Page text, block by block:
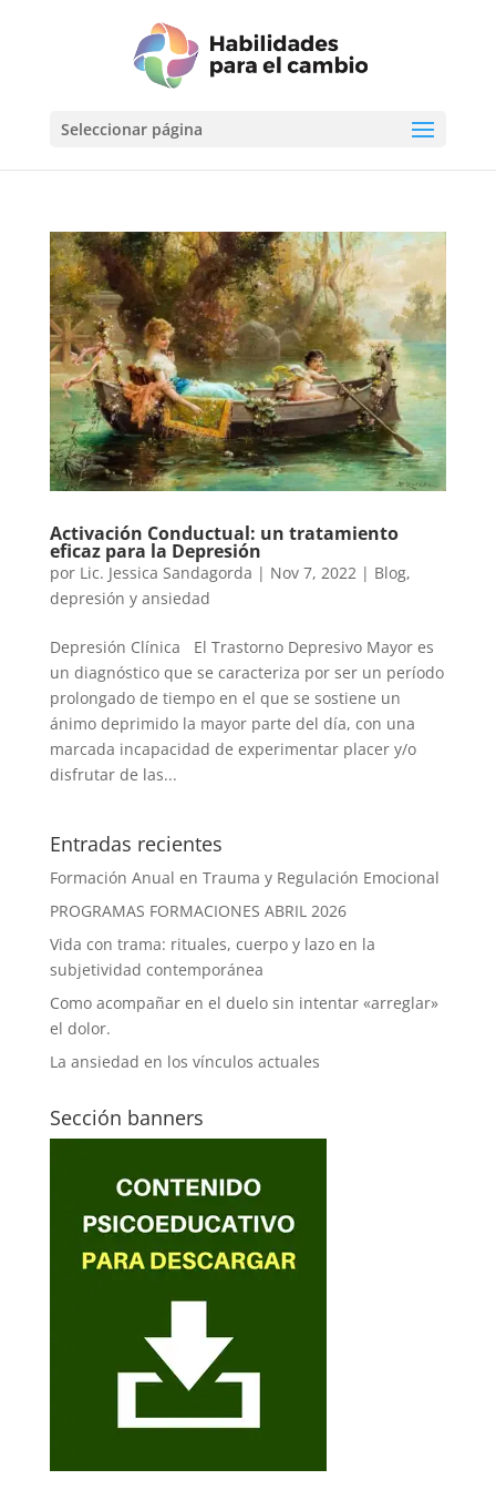
Seleccionar página
Activación Conductual: un tratamiento
eficaz para la Depresión
por Lic. Jessica Sandagorda | Nov 7, 2022 | Blog,
depresión y ansiedad
Depresión Clínica El Trastorno Depresivo Mayor es
un diagnóstico que se caracteriza por ser un período
prolongado de tiempo en el que se sostiene un
ánimo deprimido la mayor parte del día, con una
marcada incapacidad de experimentar placer y/o
disfrutar de las...
Entradas recientes
Formación Anual en Trauma y Regulación Emocional
PROGRAMAS FORMACIONES ABRIL 2026
Vida con trama: rituales, cuerpo y lazo en la
subjetividad contemporánea
Como acompañar en el duelo sin intentar «arreglar»
el dolor.
La ansiedad en los vínculos actuales
Sección banners